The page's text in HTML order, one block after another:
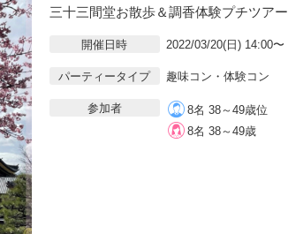
三十三間堂お散歩＆調香体験プチツアー
開催日時 2022/03/20(日) 14:00〜
パーティータイプ 趣味コン・体験コン
参加者
8名 38～49歳位
8名 38～49歳